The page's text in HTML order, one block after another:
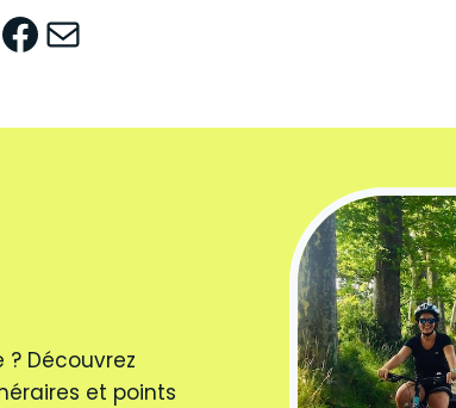
Facebook Mail
? Découvrez
et points